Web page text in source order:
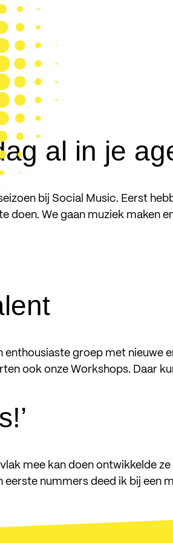
meedoen
kijk & luister
agenda
contact
Radewijnstraat 10, 8022 BG
al in je
bij Social Music. Eerst
doen. We gaan muziek maken
groep met nieuwe
ook onze Workshops. Daar
mee kan doen ontwikkelde
eerste nummers deed ik bij